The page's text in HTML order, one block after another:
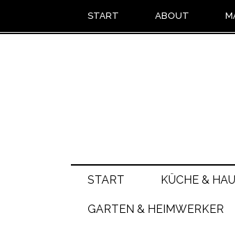
START ABOUT
START KÜCHE &
GARTEN & HEIMWERKER